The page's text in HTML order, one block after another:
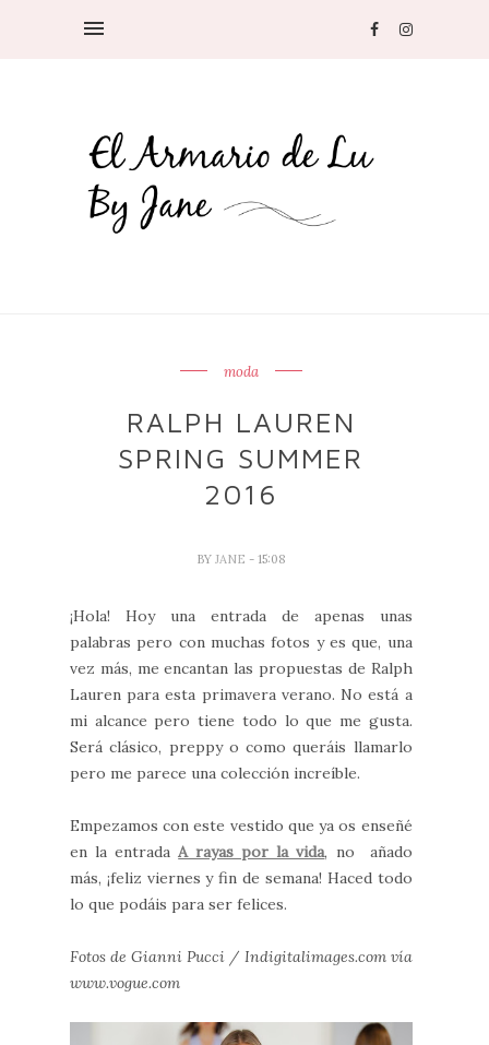
moda
RALPH LAUREN
SPRING SUMMER
2016
BY JANE - 15:08
¡Hola! Hoy una entrada de apenas unas
palabras pero con muchas fotos y es que, una
vez más, me encantan las propuestas de Ralph
Lauren para esta primavera verano. No está a
mi alcance pero tiene todo lo que me gusta.
Será clásico, preppy o como queráis llamarlo
pero me parece una colección increíble.
Empezamos con este vestido que ya os enseñé
en la entradaA rayas por la vida, no añado
más, ¡feliz viernes y fin de semana! Haced todo
lo que podáis para ser felices.
Fotos de Gianni Pucci / Indigitalimages.com vía
www.vogue.com